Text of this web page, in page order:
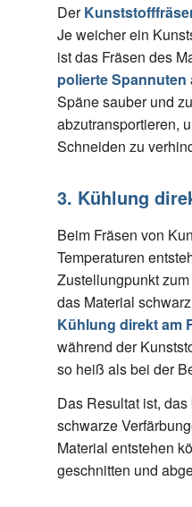
Der
Je weicher ein
ist das Fräsen des
polierte Spannuten
Späne sauber und
abzutransportieren,
Schneiden zu
3. Kühlung
Beim Fräsen von
Temperaturen
Zustellungpunkt
das Material
Kühlung direkt am
während der
so heiß als bei der
Das Resultat ist,
schwarze
Material entstehen
geschnitten und